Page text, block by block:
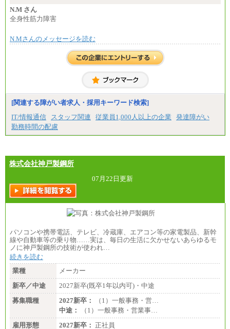
N.M さん
全身性筋力障害
N.Mさんのメッセージを読む
[関連する障がい者求人・採用キーワード検索]
IT/情報通信
スタッフ関連 従業員1,000人以上の企業
発達障がい
勤務時間の配慮
株式会社神戸製鋼所
07月22日更新
パソコンや携帯電話、テレビ、冷蔵庫、エアコン等の家電製品、新幹
線や自動車等の乗り物……実は、毎日の生活に欠かせないあらゆるモ
ノに神戸製鋼所の技術が使われ…
続きを読む
業種
メーカー
新卒／中途
2027新卒(既卒1年以内可)・中途
募集職種
2027新卒：
（1）一般事務・営…
中途：
（1）一般事務・営業事…
雇用形態
2027新卒： 正社員